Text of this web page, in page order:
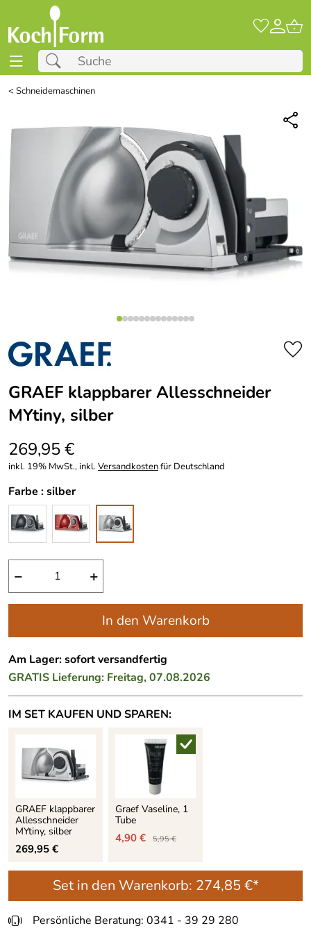
<Schneidemaschinen
GRAEF klappbarer Allesschneider
MYtiny, silber
269,95 €
inkl. 19% MwSt., inkl.Versandkostenfür Deutschland
Farbe :silber
− +
In den Warenkorb
Am Lager: sofort versandfertig
GRATIS Lieferung: Freitag, 07.08.2026
IM SET KAUFEN UND SPAREN:
GRAEF klappbarer
Allesschneider
MYtiny, silber
269,95 €
Graef Vaseline, 1
Tube
4,90 € 5,95 €
Set in den Warenkorb: 274,85 €*
Persönliche Beratung: 0341 - 39 29 280